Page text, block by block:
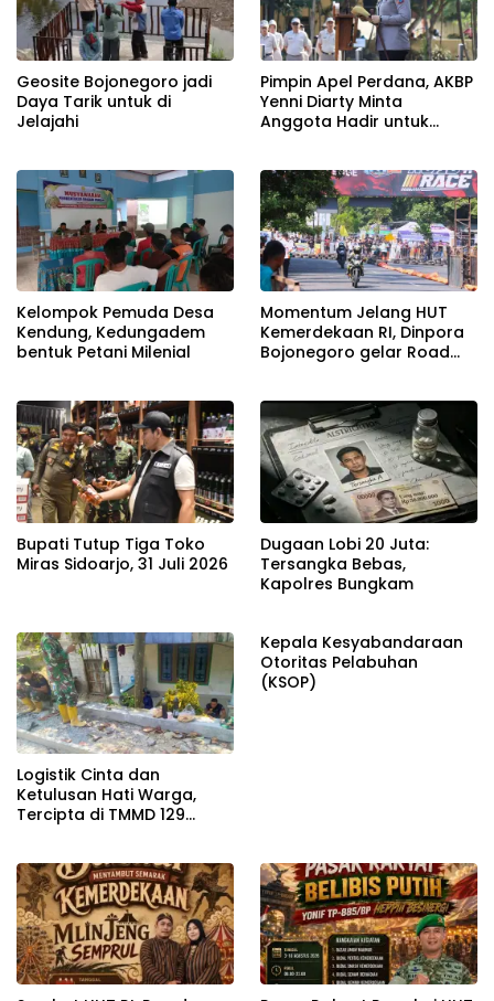
Geosite Bojonegoro jadi
Daya Tarik untuk di
Jelajahi
Pimpin Apel Perdana, AKBP
Yenni Diarty Minta
Anggota Hadir untuk
Kelompok Pemuda Desa
Kendung, Kedungadem
bentuk Petani Milenial
Momentum Jelang HUT
Kemerdekaan RI, Dinpora
Bojonegoro gelar Road
Bupati Tutup Tiga Toko
Miras Sidoarjo, 31 Juli 2026
Dugaan Lobi 20 Juta:
Tersangka Bebas,
Kapolres Bungkam
Logistik Cinta dan
Ketulusan Hati Warga,
Tercipta di TMMD 129
Kepala Kesyabandaraan
Otoritas Pelabuhan
(KSOP)